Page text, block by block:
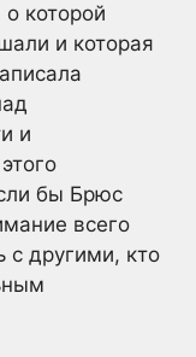
которой
и которая
и
бы Брюс
всего
с другими, кто